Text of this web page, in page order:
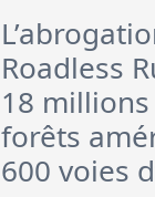
Roadless
18 millions
forêts
600 voies